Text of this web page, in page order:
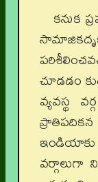
కనుక
చూడడం
వ్యవస్థ
వర్గాలుగా